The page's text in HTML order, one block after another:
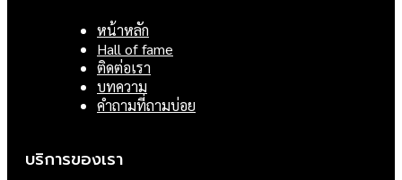
หน้าหลัก
Hall of fame
ติดต่อเรา
บทความ
คำถามที่ถามบ่อย
บริการของเรา